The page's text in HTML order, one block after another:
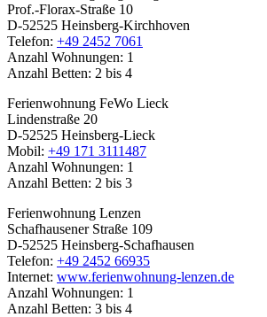
Prof.-Florax-Straße 10
D-52525 Heinsberg-Kirchhoven
Telefon: +49 2452 7061
Anzahl Wohnungen: 1
Anzahl Betten: 2 bis 4
Ferienwohnung FeWo Lieck
Lindenstraße 20
D-52525 Heinsberg-Lieck
Mobil: +49 171 3111487
Anzahl Wohnungen: 1
Anzahl Betten: 2 bis 3
Ferienwohnung Lenzen
Schafhausener Straße 109
D-52525 Heinsberg-Schafhausen
Telefon: +49 2452 66935
Internet: www.ferienwohnung-lenzen.de
Anzahl Wohnungen: 1
Anzahl Betten: 3 bis 4